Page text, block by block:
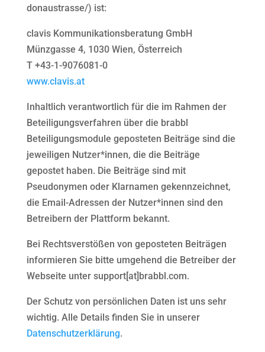
donaustrasse/) ist:
clavis Kommunikationsberatung GmbH
Münzgasse 4, 1030 Wien, Österreich
T +43-1-9076081-0
www.clavis.at
Inhaltlich verantwortlich für die im Rahmen der
Beteiligungsverfahren über die brabbl
Beteiligungsmodule geposteten Beiträge sind die
jeweiligen Nutzer*innen, die die Beiträge
gepostet haben. Die Beiträge sind mit
Pseudonymen oder Klarnamen gekennzeichnet,
die Email-Adressen der Nutzer*innen sind den
Betreibern der Plattform bekannt.
Bei Rechtsverstößen von geposteten Beiträgen
informieren Sie bitte umgehend die Betreiber der
Webseite unter support[at]brabbl.com.
Der Schutz von persönlichen Daten ist uns sehr
wichtig. Alle Details finden Sie in unserer
Datenschutzerklärung.